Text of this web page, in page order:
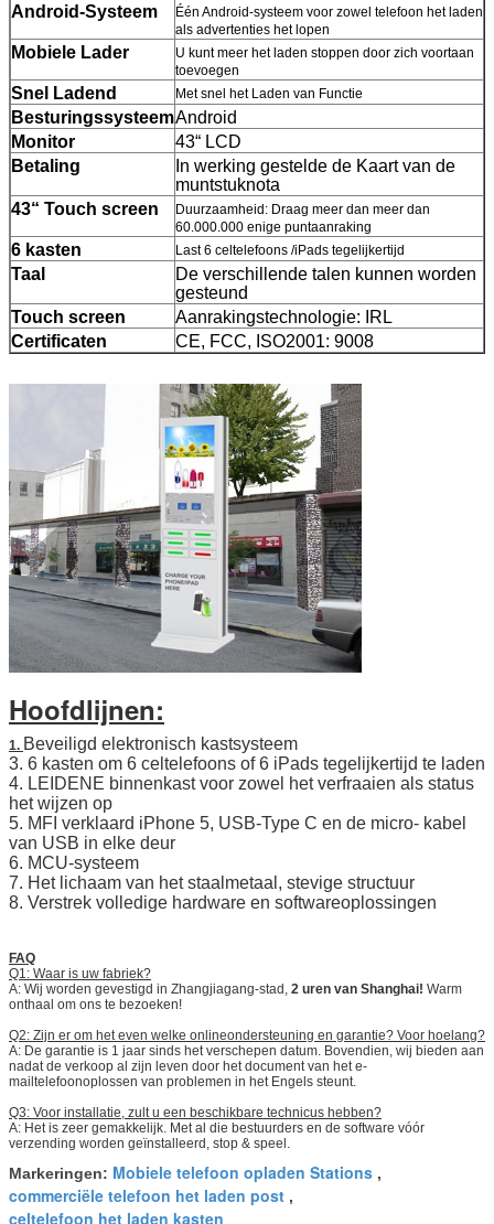
VERZENDEN
Android-Systeem
Één Android-systeem voor zowel telefoon het laden
als advertenties het lopen
Mobiele Lader
U kunt meer het laden stoppen door zich voortaan
toevoegen
Snel Ladend Met snel het Laden van Functie
BesturingssysteemAndroid
Monitor
43“ LCD
Betaling
In werking gestelde de Kaart van de
muntstuknota
43“ Touch screen
Duurzaamheid: Draag meer dan meer dan
60.000.000 enige puntaanraking
6 kasten Last 6 celtelefoons /iPads tegelijkertijd
Taal
De verschillende talen kunnen worden
gesteund
Touch screen
Aanrakingstechnologie: IRL
Certificaten
CE, FCC, ISO2001: 9008
Hoofdlijnen:
1. Beveiligd elektronisch kastsysteem
3. 6 kasten om 6 celtelefoons of 6 iPads tegelijkertijd te laden
4. LEIDENE binnenkast voor zowel het verfraaien als status
het wijzen op
5. MFI verklaard iPhone 5, USB-Type C en de micro- kabel
van USB in elke deur
6. MCU-systeem
7. Het lichaam van het staalmetaal, stevige structuur
8. Verstrek volledige hardware en softwareoplossingen
FAQ
Q1: Waar is uw fabriek?
A: Wij worden gevestigd in Zhangjiagang-stad, 2 uren van Shanghai! Warm
onthaal om ons te bezoeken!
Q2: Zijn er om het even welke onlineondersteuning en garantie? Voor hoelang?
A: De garantie is 1 jaar sinds het verschepen datum. Bovendien, wij bieden aan
nadat de verkoop al zijn leven door het document van het e-
mailtelefoonoplossen van problemen in het Engels steunt.
Q3: Voor installatie, zult u een beschikbare technicus hebben?
A: Het is zeer gemakkelijk. Met al die bestuurders en de software vóór
verzending worden geïnstalleerd, stop & speel.
Markeringen: Mobiele telefoon opladen Stations ,
commerciële telefoon het laden post ,
celtelefoon het laden kasten